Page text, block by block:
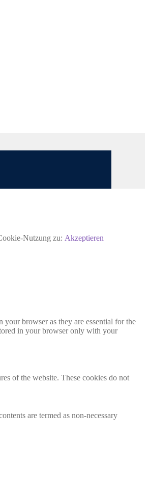
Nutzung zu: Akzeptieren
your browser as they are essential for the
in your browser only with your
of the website. These cookies do not
are termed as non-necessary